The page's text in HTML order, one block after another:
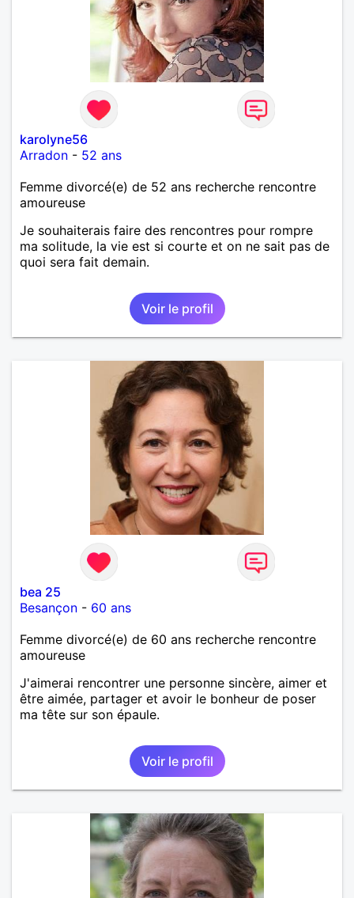
karolyne56
Arradon - 52 ans
Femme divorcé(e) de 52 ans recherche rencontre
amoureuse
Je souhaiterais faire des rencontres pour rompre
ma solitude, la vie est si courte et on ne sait pas de
quoi sera fait demain.
Voir le profil
bea 25
Besançon - 60 ans
Femme divorcé(e) de 60 ans recherche rencontre
amoureuse
J'aimerai rencontrer une personne sincère, aimer et
être aimée, partager et avoir le bonheur de poser
ma tête sur son épaule.
Voir le profil